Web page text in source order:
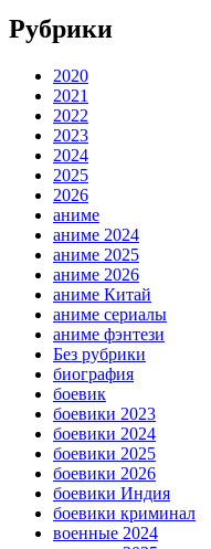
Рубрики
2020
2021
2022
2023
2024
2025
2026
аниме
аниме 2024
аниме 2025
аниме 2026
аниме Китай
аниме сериалы
аниме фэнтези
Без рубрики
биография
боевик
боевики 2023
боевики 2024
боевики 2025
боевики 2026
боевики Индия
боевики криминал
военные 2024